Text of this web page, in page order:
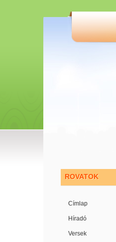
ROVATOK
Címlap
Híradó
Versek